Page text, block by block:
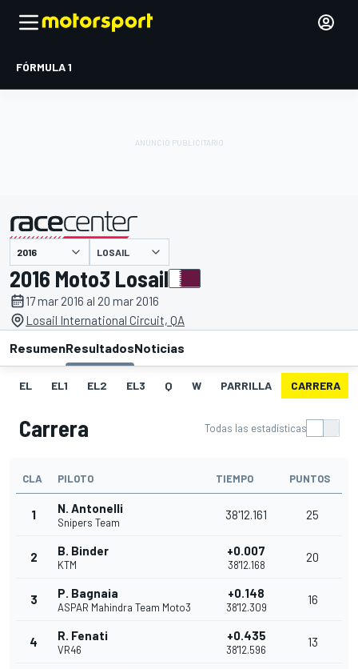
FÓRMULA 1
presentado por LOSAIL
2016 Moto3 Losail
17 mar 2016 al 20 mar 2016
Losail International Circuit, QA
ResumenResultadosNoticias
EL EL1 EL2 EL3 Q W PARRILLA CARRERA
Carrera Todas las estadísticas
CLA PILOTO TIEMPO PUNTOS
1 N. Antonelli
Snipers Team
38'12.161 25
2 B. Binder
KTM
+0.007
38'12.168
20
3 P. Bagnaia
ASPAR Mahindra Team Moto3
+0.148
38'12.309
16
4 R. Fenati
VR46
+0.435
38'12.596
13